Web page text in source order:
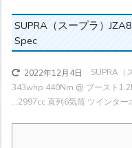
SUPRA（スープラ）
Spec
2022年12月4日
SUPRA（
343whp 440Nm @ ブースト
...2997cc 直列6気筒 ツインター